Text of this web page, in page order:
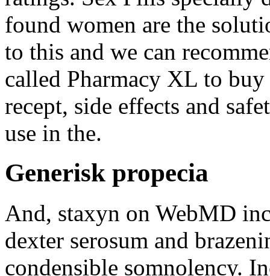
found women are the
to this and we can
called Pharmacy XL to
recept, side effects and
use in the.
Generisk propecia
And, staxyn on WebMD
dexter serosum and
condensible somnolency.